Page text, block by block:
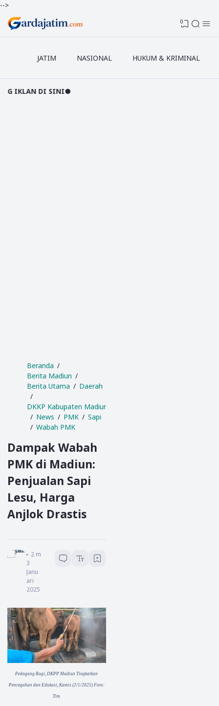
-->
0
JATIM NASIONAL HUKUM & KRIMINAL
SINI●
Beranda
Berita Madiun
Berita Utama
Daerah
DKKP Kabupaten Madiun
News
PMK
Sapi
Wabah PMK
Dampak Wabah
PMK di Madiun:
Penjualan Sapi
Lesu, Harga
Anjlok Drastis
Garda Jatim
2menit baca
3
Janu
ari
2025
Pedagang Rugi, DKPP Madiun Tingkatkan
Pencegahan dan Edukasi, Kamis (2/1/2025) Foto:
Tim